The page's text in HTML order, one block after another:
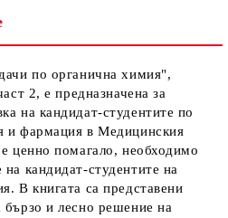
по органична химия",
2, е предназначена за
на кандидат-студентите по
и фармация в Медицинския
ценно помагало, необходимо
кандидат-студентите на
В книгата са представени
бързо и лесно решение на